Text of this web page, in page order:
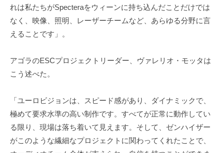
れは私たちがSpecteraをウィーンに持ち込んだことだけでは
なく、映像、照明、レーザーチームなど、あらゆる分野に言
えることです」。
アゴラのESCプロジェクトリーダー、ヴァレリオ・モッタは
こう述べた。
「ユーロビジョンは、スピード感があり、ダイナミックで、
極めて要求水準の高い制作です。すべてが正常に動作してい
る限り、現場は落ち着いて見えます。そして、ゼンハイザー
がこのような繊細なプロジェクトに関わってくれたことで、